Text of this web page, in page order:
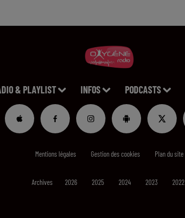
& PLAYLIST INFOS PODCASTS
Mentions légales Gestion des cookies Plan du site
Archives 2026 2025 2024 2023 2022